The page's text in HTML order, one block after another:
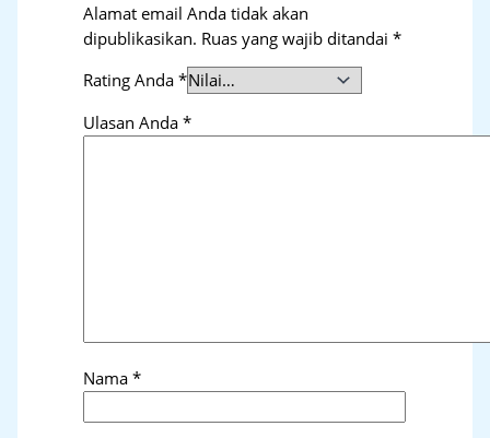
Alamat email Anda tidak akan
dipublikasikan. Ruas yang wajib ditandai*
Rating Anda*
Ulasan Anda*
Nama*